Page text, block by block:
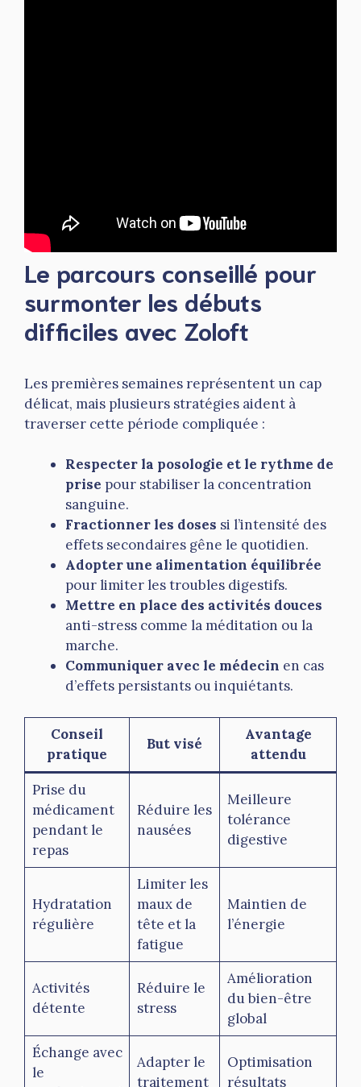
Le parcours conseillé pour
surmonter les débuts
difficiles avec Zoloft
Les premières semaines représentent un cap
délicat, mais plusieurs stratégies aident à
traverser cette période compliquée :
Respecter la posologie et le rythme de
prise pour stabiliser la concentration
sanguine.
Fractionner les doses si l’intensité des
effets secondaires gêne le quotidien.
Adopter une alimentation équilibrée
pour limiter les troubles digestifs.
Mettre en place des activités douces
anti-stress comme la méditation ou la
marche.
Communiquer avec le médecin en cas
d’effets persistants ou inquiétants.
Conseil
pratique
But visé
Avantage
attendu
Prise du
médicament
pendant le
repas
Réduire les
nausées
Meilleure
tolérance
digestive
Hydratation
régulière
Limiter les
maux de
tête et la
fatigue
Maintien de
l’énergie
Activités
détente
Réduire le
stress
Amélioration
du bien-être
global
Échange avec
le
Adapter le
traitement
Optimisation
résultats